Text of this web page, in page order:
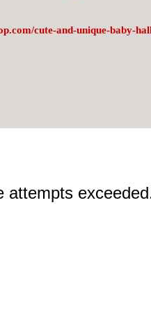
cute-and-unique-baby-